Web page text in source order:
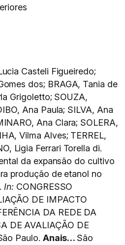
Casteli Figueiredo;
dos; BRAGA, Tania de
Grigoletto; SOUZA,
Ana Paula; SILVA, Ana
Ana Clara; SOLERA,
Vilma Alves; TERREL,
Ligia Ferrari Torella di.
da expansão do cultivo
produção de etanol no
In: CONGRESSO
DE IMPACTO
DA REDE DA
DE AVALIAÇÃO DE
Paulo. Anais… São